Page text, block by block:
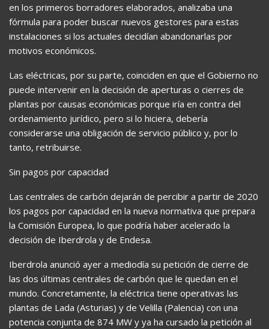
en los primeros borradores elaborados, analizaba una
fórmula para poder buscar nuevos gestores para estas
instalaciones si los actuales decidían abandonarlas por
motivos económicos.
Las eléctricas, por su parte, coinciden en que el Gobierno no
puede intervenir en la decisión de aperturas o cierres de
plantas por causas económicas porque iría en contra del
ordenamiento jurídico, pero si lo hiciera, debería
considerarse una obligación de servicio público y, por lo
tanto, retribuirse.
Sin pagos por capacidad
Las centrales de carbón dejarán de percibir a partir de 2020
los pagos por capacidad en la nueva normativa que prepara
la Comisión Europea, lo que podría haber acelerado la
decisión de Iberdrola y de Endesa.
Iberdrola anunció ayer a mediodía su petición de cierre de
las dos últimas centrales de carbón que le quedan en el
mundo. Concretamente, la eléctrica tiene operativas las
plantas de Lada (Asturias) y de Velilla (Palencia) con una
potencia conjunta de 874 MW y ya ha cursado la petición al